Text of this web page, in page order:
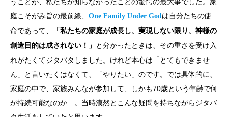
庭こそがみ旨の最前線、 One Family Under Godは自分たちの使
命であって、
「私たちの家庭が成長し、実現しない限り、神様の
創造目的は成されない！」 と分かったときは、その重さを受け入
れがたくてジタバタしました。けれど本心は「とてもできませ
ん」と言いたくはなくて、「やりたい」のです。では具体的に、
家庭の中で、家族みんなが参加して、しかも70歳という年齢で何
が持続可能なのか…。当時漠然とこんな疑問を持ちながらジタバ